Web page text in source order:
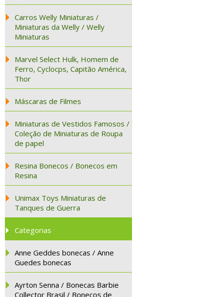
Carros Welly Miniaturas /
Miniaturas da Welly / Welly
Miniaturas
Marvel Select Hulk, Homem de
Ferro, Cyclocps, Capitão América,
Thor
Máscaras de Filmes
Miniaturas de Vestidos Famosos /
Coleção de Miniaturas de Roupa
de papel
Resina Bonecos / Bonecos em
Resina
Unimax Toys Miniaturas de
Tanques de Guerra
Categorias
Anne Geddes bonecas / Anne
Guedes bonecas
Ayrton Senna / Bonecas Barbie
Collector Brasil / Bonecos de